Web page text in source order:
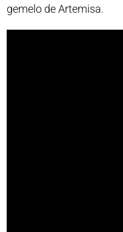
gemelo de Artemisa.